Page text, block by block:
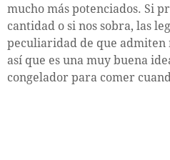
mucho más potenciados. Si
cantidad o si nos sobra, las
peculiaridad de que admiten
así que es una muy buena
congelador para comer